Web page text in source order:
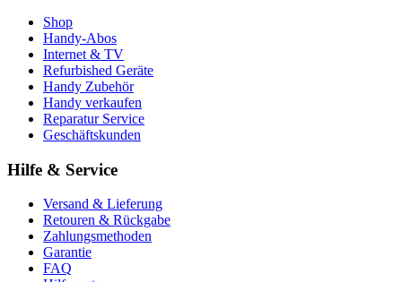
Shop
Handy-Abos
Internet & TV
Refurbished Geräte
Handy Zubehör
Handy verkaufen
Reparatur Service
Geschäftskunden
Hilfe & Service
Versand & Lieferung
Retouren & Rückgabe
Zahlungsmethoden
Garantie
FAQ